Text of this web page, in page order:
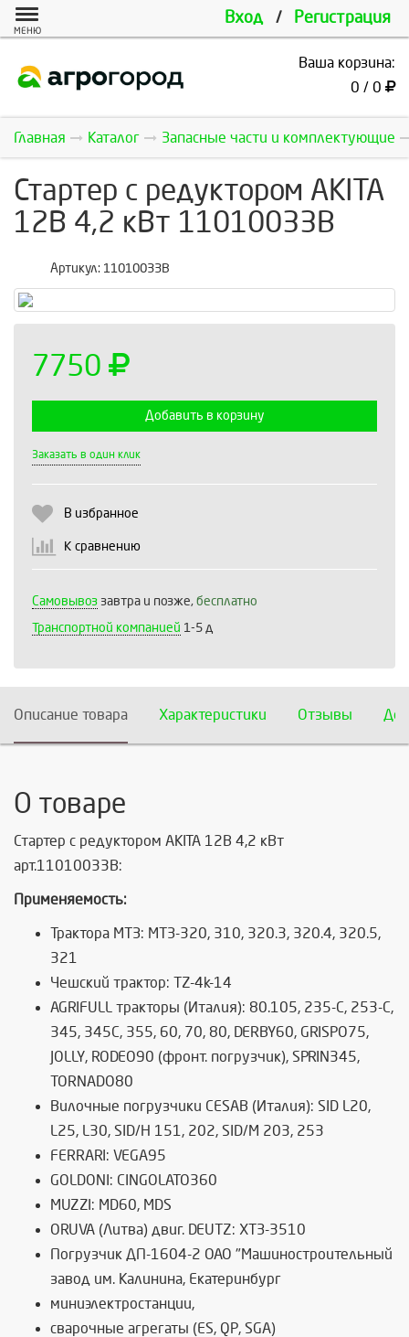
Вход / Регистрация
МЕНЮ
Ваша корзина:
0 / 0
Главная Каталог Запасные части и комплектующие
Стартер с редуктором AKITA
12В 4,2 кВт 11010033B
Артикул: 11010033B
7750
Добавить в корзину
Заказать в один клик
В избранное
К сравнению
Самовывоз завтра и позже, бесплатно
Транспортной компанией 1-5 д
Описание товара Характеристики Отзывы
О товаре
Стартер с редуктором AKITA 12В 4,2 кВт
арт.11010033B:
Применяемость:
Трактора МТЗ: МТЗ-320, 310, 320.3, 320.4, 320.5,
321
Чешский трактор: TZ-4k-14
AGRIFULL тракторы (Италия): 80.105, 235-С, 253-C,
345, 345C, 355, 60, 70, 80, DERBY60, GRISPO75,
JOLLY, RODEO90 (фронт. погрузчик), SPRIN345,
TORNADO80
Вилочные погрузчики CESAB (Италия): SID L20,
L25, L30, SID/H 151, 202, SID/M 203, 253
FERRARI: VEGA95
GOLDONI: CINGOLATO360
MUZZI: MD60, MDS
ORUVA (Литва) двиг. DEUTZ: ХТЗ-3510
Погрузчик ДП-1604-2 ОАО "Машиностроительный
завод им. Калинина, Екатеринбург
миниэлектростанции,
сварочные агрегаты (ES, QP, SGA)